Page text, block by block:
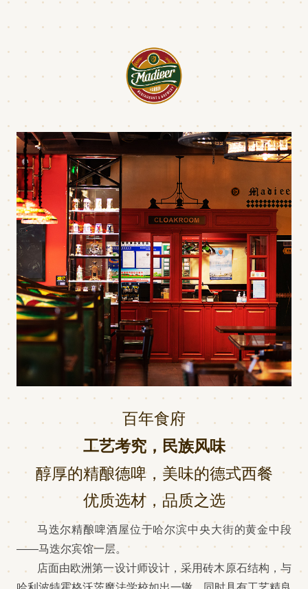
百年食府
工艺考究，民族风味
醇厚的精酿德啤，美味的德式西餐
优质选材，品质之选
马迭尔精酿啤酒屋位于哈尔滨中央大街的黄金中段
——马迭尔宾馆一层。
店面由欧洲第一设计师设计，采用砖木原石结构，与